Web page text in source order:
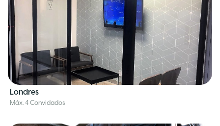
Londres
Máx. 4 Convidados